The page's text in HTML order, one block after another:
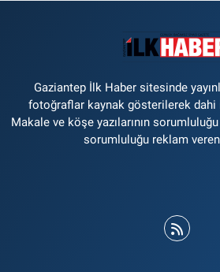
Gaziantep İlk Haber sitesinde
fotoğraflar kaynak gösterilerek dahi
Makale ve köşe yazılarının
sorumluluğu reklam